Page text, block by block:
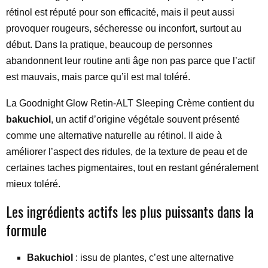
rétinol est réputé pour son efficacité, mais il peut aussi
provoquer rougeurs, sécheresse ou inconfort, surtout au
début. Dans la pratique, beaucoup de personnes
abandonnent leur routine anti âge non pas parce que l’actif
est mauvais, mais parce qu’il est mal toléré.
La Goodnight Glow Retin-ALT Sleeping Crème contient du
bakuchiol , un actif d’origine végétale souvent présenté
comme une alternative naturelle au rétinol. Il aide à
améliorer l’aspect des ridules, de la texture de peau et de
certaines taches pigmentaires, tout en restant généralement
mieux toléré.
Les ingrédients actifs les plus puissants dans la
formule
Bakuchiol : issu de plantes, c’est une alternative